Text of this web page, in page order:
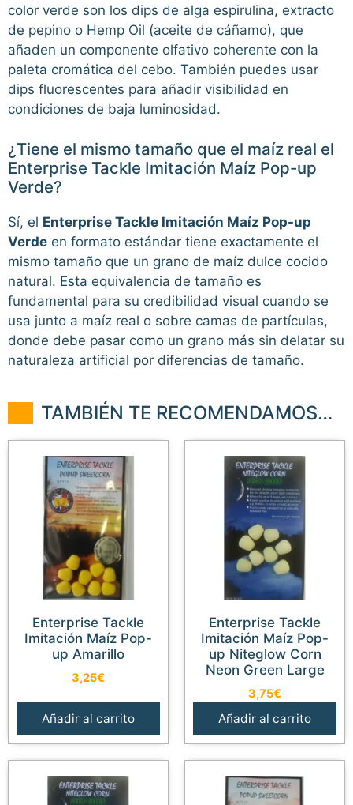
color verde son los dips de alga espirulina, extracto
de pepino o Hemp Oil (aceite de cáñamo), que
añaden un componente olfativo coherente con la
paleta cromática del cebo. También puedes usar
dips fluorescentes para añadir visibilidad en
condiciones de baja luminosidad.
¿Tiene el mismo tamaño que el maíz real el
Enterprise Tackle Imitación Maíz Pop-up
Verde?
Sí, el Enterprise Tackle Imitación Maíz Pop-up
Verde en formato estándar tiene exactamente el
mismo tamaño que un grano de maíz dulce cocido
natural. Esta equivalencia de tamaño es
fundamental para su credibilidad visual cuando se
usa junto a maíz real o sobre camas de partículas,
donde debe pasar como un grano más sin delatar su
naturaleza artificial por diferencias de tamaño.
TAMBIÉN TE RECOMENDAMOS…
Enterprise Tackle
Imitación Maíz Pop-
up Amarillo
3,25€
Añadir al carrito
Enterprise Tackle
Imitación Maíz Pop-
up Niteglow Corn
Neon Green Large
3,75€
Añadir al carrito